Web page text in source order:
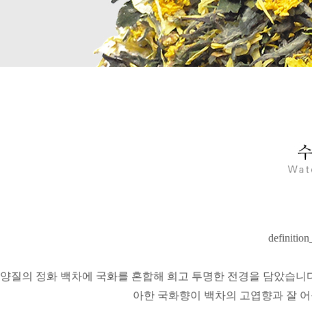
definition_
양질의 정화 백차에 국화를 혼합해 희고 투명한 전경을 담았습니
아한 국화향이 백차의 고엽향과 잘